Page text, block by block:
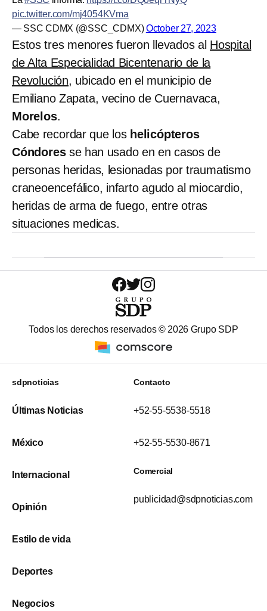
pic.twitter.com/mj4054KVma
— SSC CDMX (@SSC_CDMX)October 27, 2023
Estos tres menores fueron llevados al Hospital
de Alta Especialidad Bicentenario de la
Revolución, ubicado en el municipio de
Emiliano Zapata, vecino de Cuernavaca,
Morelos.
Cabe recordar que loshelicópteros
Cóndoresse han usado en en casos de
personas heridas, lesionadas por traumatismo
craneoencefálico, infarto agudo al miocardio,
heridas de arma de fuego, entre otras
situaciones medicas.
Todos los derechos reservados © 2026 Grupo SDP
sdpnoticias
Últimas Noticias
México
Internacional
Opinión
Estilo de vida
Deportes
Negocios
Contacto
+52-55-5538-5518
+52-55-5530-8671
Comercial
publicidad@sdpnoticias.com